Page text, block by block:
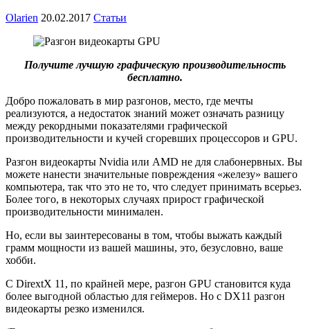
Olarien 20.02.2017 Статьи
Получите лучшую графическую производительность
бесплатно.
Добро пожаловать в мир разгонов, место, где мечты
реализуются, а недостаток знаний может означать разницу
между рекордными показателями графической
производительности и кучей сгоревших процессоров и GPU.
Разгон видеокарты Nvidia или AMD не для слабонервных. Вы
можете нанести значительные повреждения «железу» вашего
компьютера, так что это не то, что следует принимать всерьез.
Более того, в некоторых случаях прирост графической
производительности минимален.
Но, если вы заинтересованы в том, чтобы выжать каждый
грамм мощности из вашей машины, это, безусловно, ваше
хобби.
С DirextX 11, по крайней мере, разгон GPU становится куда
более выгодной областью для геймеров. Но с DX11 разгон
видеокарты резко изменился.